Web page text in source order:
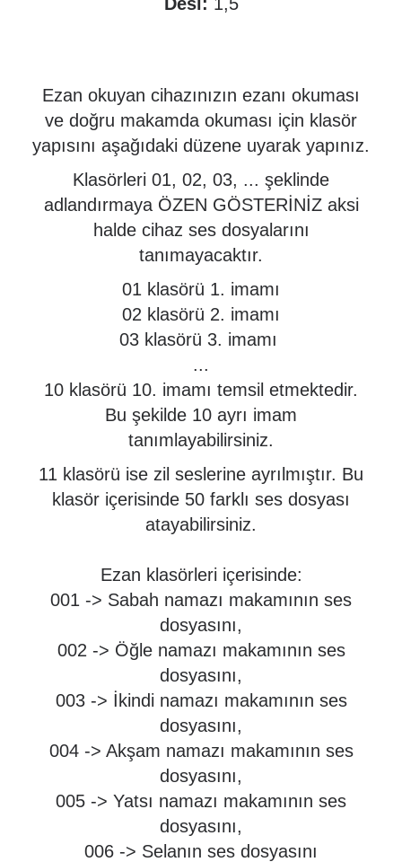
Ezan okuyan cihazınızın ezanı okuması
ve doğru makamda okuması için klasör
yapısını aşağıdaki düzene uyarak yapınız.
Klasörleri 01, 02, 03, ... şeklinde
adlandırmaya ÖZEN GÖSTERİNİZ aksi
halde cihaz ses dosyalarını
tanımayacaktır.
01 klasörü 1. imamı
02 klasörü 2. imamı
03 klasörü 3. imamı
...
10 klasörü 10. imamı temsil etmektedir.
Bu şekilde 10 ayrı imam
tanımlayabilirsiniz.
11 klasörü ise zil seslerine ayrılmıştır. Bu
klasör içerisinde 50 farklı ses dosyası
atayabilirsiniz.
Ezan klasörleri içerisinde:
001 -> Sabah namazı makamının ses
dosyasını,
002 -> Öğle namazı makamının ses
dosyasını,
003 -> İkindi namazı makamının ses
dosyasını,
004 -> Akşam namazı makamının ses
dosyasını,
005 -> Yatsı namazı makamının ses
dosyasını,
006 -> Selanın ses dosyasını